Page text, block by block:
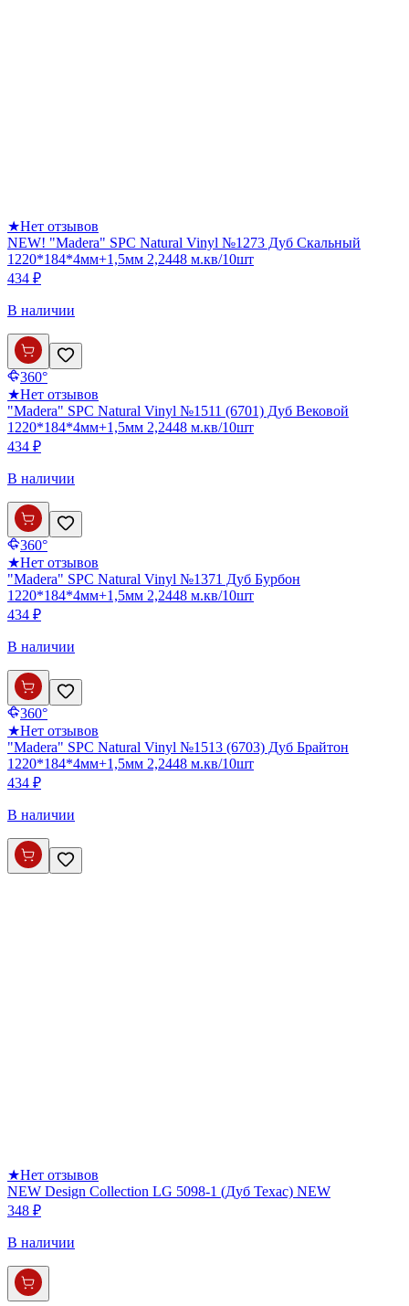
★Нет отзывов
NEW! "Madera" SPC Natural Vinyl №1273 Дуб Скальный
1220*184*4мм+1,5мм 2,2448 м.кв/10шт
434 ₽
В наличии
360°
★Нет отзывов
"Madera" SPC Natural Vinyl №1511 (6701) Дуб Вековой
1220*184*4мм+1,5мм 2,2448 м.кв/10шт
434 ₽
В наличии
360°
★Нет отзывов
"Madera" SPC Natural Vinyl №1371 Дуб Бурбон
1220*184*4мм+1,5мм 2,2448 м.кв/10шт
434 ₽
В наличии
360°
★Нет отзывов
"Madera" SPC Natural Vinyl №1513 (6703) Дуб Брайтон
1220*184*4мм+1,5мм 2,2448 м.кв/10шт
434 ₽
В наличии
★Нет отзывов
NEW Design Collection LG 5098-1 (Дуб Техас) NEW
348 ₽
В наличии